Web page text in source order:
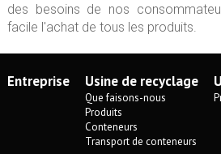
des besoins de nos
facile l'achat de tous les produits.
Entreprise Usine de recyclage
Que faisons-nous
Produits
Conteneurs
Transport de conteneurs